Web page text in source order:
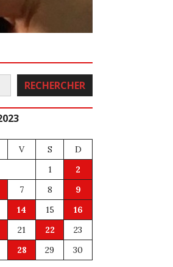
RECHERCHER
V S
D
1
2
7 8
9
14 15
16
21 22
23
28 29 30